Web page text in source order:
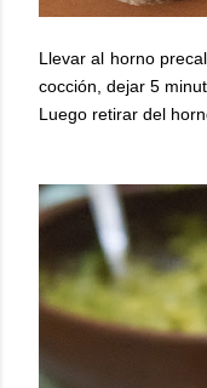
Llevar al horno
cocción, dejar 5
Luego retirar del